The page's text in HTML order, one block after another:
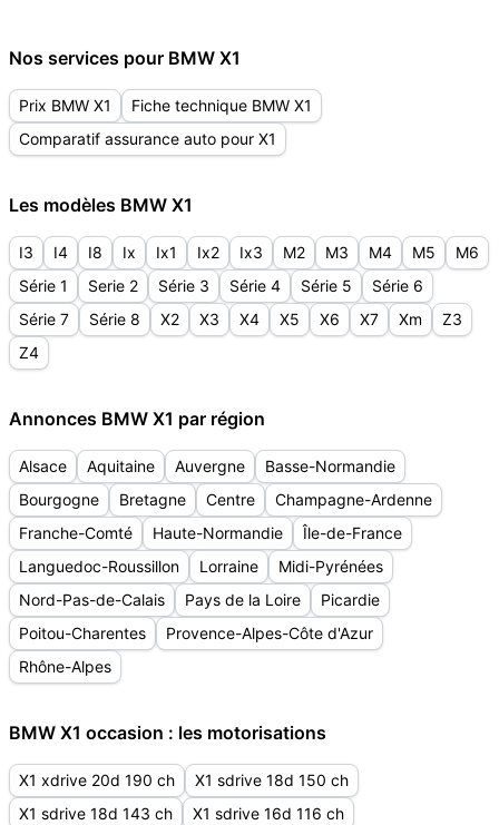
Nos services pour BMW X1
Prix BMW X1
Fiche technique BMW X1
Comparatif assurance auto pour X1
Les modèles BMW X1
I3 I4 I8 Ix Ix1 Ix2 Ix3 M2 M3 M4 M5
M6
Série 1
Serie 2 Série 3 Série 4 Série 5
Série 6
Série 7
Série 8 X2 X3 X4 X5 X6 X7 Xm
Z3
Z4
Annonces BMW X1 par région
Alsace Aquitaine Auvergne
Basse-Normandie
Bourgogne
Bretagne Centre
Champagne-Ardenne
Franche-Comté
Haute-Normandie
Île-de-France
Languedoc-Roussillon
Lorraine
Midi-Pyrénées
Nord-Pas-de-Calais
Pays de la Loire
Picardie
Poitou-Charentes
Provence-Alpes-Côte d'Azur
Rhône-Alpes
BMW X1 occasion : les motorisations
X1 xdrive 20d 190 ch
X1 sdrive 18d 150 ch
X1 sdrive 18d 143 ch
X1 sdrive 16d 116 ch